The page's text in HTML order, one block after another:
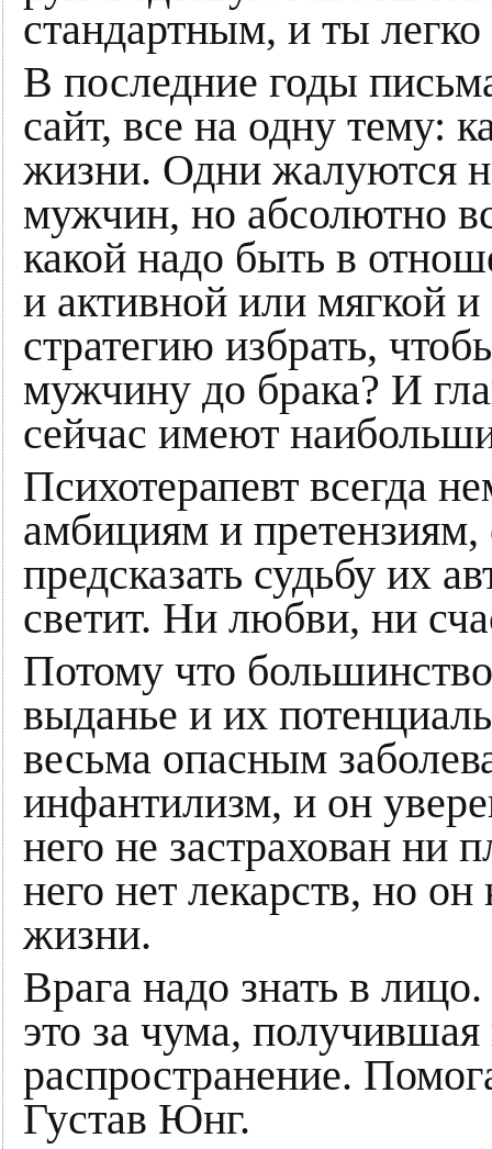
стандартным, и ты
В последние годы
сайт, все на одну тему:
жизни. Одни жалуются
мужчин, но абсолютно
какой надо быть в
и активной или мягкой
стратегию избрать,
мужчину до брака? И
сейчас имеют
Психотерапевт всегда
амбициям и
предсказать судьбу их
светит. Ни любви, ни
Потому что
выданье и их
весьма опасным
инфантилизм, и он
него не застрахован ни
него нет лекарств, но
жизни.
Врага надо знать в
это за чума,
распространение.
Густав Юнг.